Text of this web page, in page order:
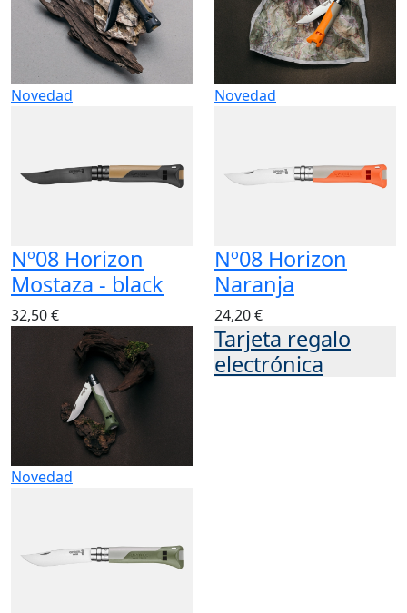
Novedad
Nº08 Horizon
Mostaza - black
32,50 €
Novedad
Nº08 Horizon
Naranja
24,20 €
Novedad
Tarjeta regalo
electrónica